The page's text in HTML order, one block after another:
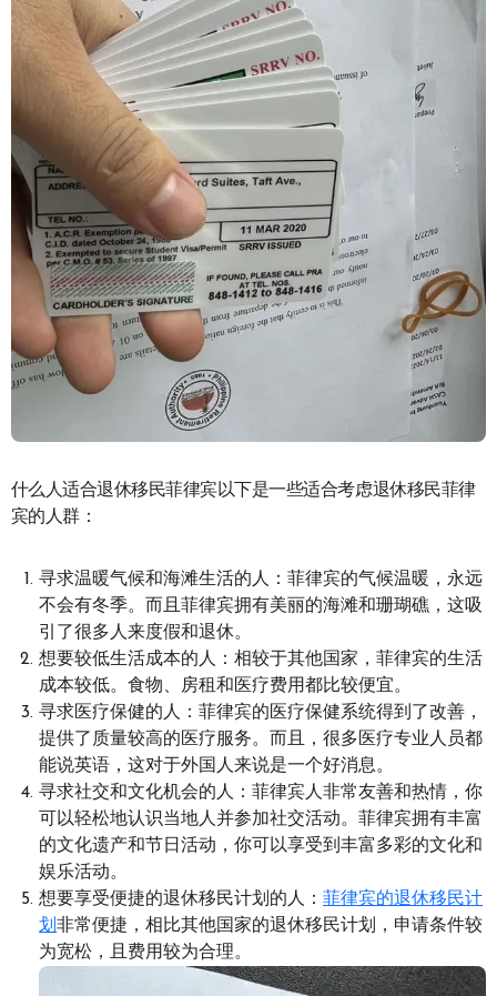
什么人适合退休移民菲律宾以下是一些适合考虑退休移民菲律
宾的人群：
寻求温暖气候和海滩生活的人：菲律宾的气候温暖，永远
不会有冬季。而且菲律宾拥有美丽的海滩和珊瑚礁，这吸
引了很多人来度假和退休。
想要较低生活成本的人：相较于其他国家，菲律宾的生活
成本较低。食物、房租和医疗费用都比较便宜。
寻求医疗保健的人：菲律宾的医疗保健系统得到了改善，
提供了质量较高的医疗服务。而且，很多医疗专业人员都
能说英语，这对于外国人来说是一个好消息。
寻求社交和文化机会的人：菲律宾人非常友善和热情，你
可以轻松地认识当地人并参加社交活动。菲律宾拥有丰富
的文化遗产和节日活动，你可以享受到丰富多彩的文化和
娱乐活动。
想要享受便捷的退休移民计划的人：菲律宾的退休移民计
划非常便捷，相比其他国家的退休移民计划，申请条件较
为宽松，且费用较为合理。